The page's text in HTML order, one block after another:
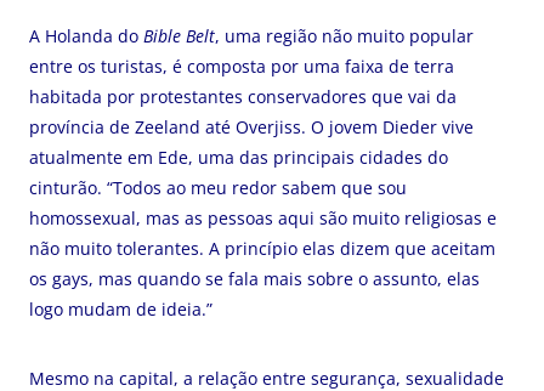
A Holanda do Bible Belt, uma região não muito popular
entre os turistas, é composta por uma faixa de terra
habitada por protestantes conservadores que vai da
província de Zeeland até Overjiss. O jovem Dieder vive
atualmente em Ede, uma das principais cidades do
cinturão. “Todos ao meu redor sabem que sou
homossexual, mas as pessoas aqui são muito religiosas e
não muito tolerantes. A princípio elas dizem que aceitam
os gays, mas quando se fala mais sobre o assunto, elas
logo mudam de ideia.”
Mesmo na capital, a relação entre segurança, sexualidade